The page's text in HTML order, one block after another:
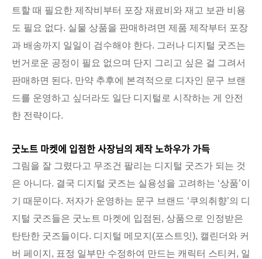
트할 때 필요한 제작비부터 포장 재료비와 재고 보관 비용
도 필요 없다. 실물 상품을 판매하려면 제품 제작부터 포장
과 배송까지 일일이 검수해야 한다. 그러나 디지털 굿즈는
번거로운 공정이 필요 없으며 단지 그리고 싶은 걸 그려서
판매하면 된다. 만약 추후에 본격적으로 디자인 문구 브랜
드를 운영하고 싶더라도 일단 디지털로 시작하는 게 안전
한 전략이다.
굿노트 마켓에 입점한 사장님의 제작 노하우가 가득
그림을 잘 그렸다고 무조건 팔리는 디지털 굿즈가 되는 것
은 아니다. 결국 디지털 굿즈는 실용성을 고려하는 ‘상품’이
기 때문이다. 저자가 운영하는 문구 브랜드 ‘쿠의취향’의 디
지털 굿즈들은 굿노트 마켓에 입점된, 상품으로 인정받은
탄탄한 굿즈들이다. 디지털 메모지(포스트잇), 캘린더와 커
버 페이지, 표정 일부만 수정하여 만드는 캐릭터 스티커, 일